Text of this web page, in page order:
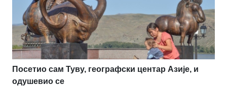
Посетио сам Туву, географски центар Азије, и
одушевио се